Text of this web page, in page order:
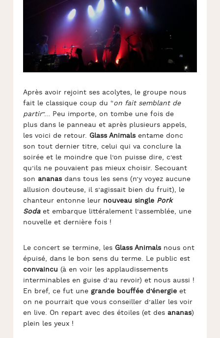
Après avoir rejoint ses acolytes, le groupe nous
fait le classique coup du “on fait semblant de
partir”… Peu importe, on tombe une fois de
plus dans le panneau et après plusieurs appels,
les voici de retour. Glass Animalsentame donc
son tout dernier titre, celui qui va conclure la
soirée et le moindre que l’on puisse dire, c’est
qu’ils ne pouvaient pas mieux choisir. Secouant
son ananasdans tous les sens (n’y voyez aucune
allusion douteuse, il s’agissait bien du fruit), le
chanteur entonne leur nouveau single Pork
Sodaet embarque littéralement l’assemblée, une
nouvelle et dernière fois !
Le concert se termine, les Glass Animalsnous ont
épuisé, dans le bon sens du terme. Le public est
convaincu (à en voir les applaudissements
interminables en guise d’au revoir) et nous aussi !
En bref, ce fut une grande bouffée d’énergieet
on ne pourrait que vous conseiller d’aller les voir
en live. On repart avec des étoiles (et des ananas)
plein les yeux !